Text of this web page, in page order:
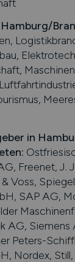
Hamburg/
in
:
Freenet, J.
Voss,
SAP AG,
AG, Siemens
Peters-
Nordex,